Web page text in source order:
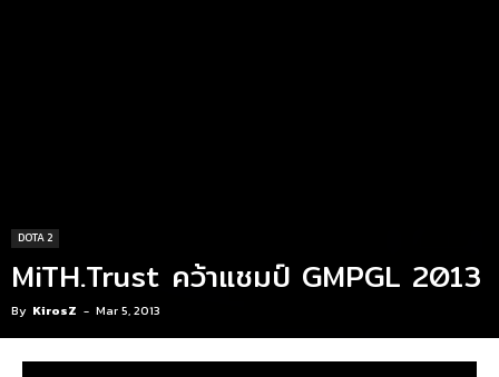
DOTA 2
MiTH.Trust คว้าแชมป์ GMPGL 2013
By KirosZ - Mar 5, 2013